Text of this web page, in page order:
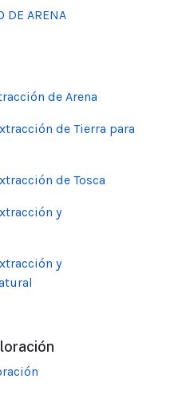
DE ARENA
de Arena
de Tierra para
de Tosca
y
y